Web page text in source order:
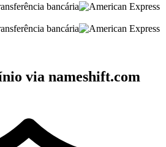
via nameshift.com